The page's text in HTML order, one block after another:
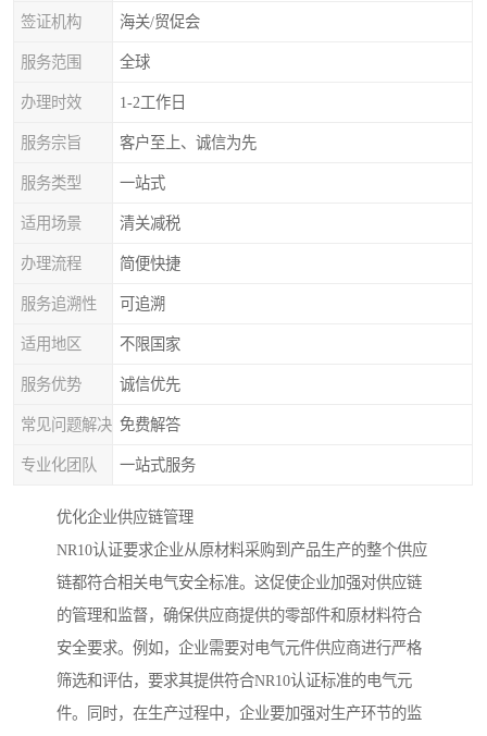
签证机构 海关/贸促会
服务范围 全球
办理时效 1-2工作日
服务宗旨 客户至上、诚信为先
服务类型 一站式
适用场景 清关减税
办理流程 简便快捷
服务追溯性 可追溯
适用地区 不限国家
服务优势 诚信优先
常见问题解决 免费解答
专业化团队 一站式服务
优化企业供应链管理
NR10认证要求企业从原材料采购到产品生产的整个供应
链都符合相关电气安全标准。这促使企业加强对供应链
的管理和监督，确保供应商提供的零部件和原材料符合
安全要求。例如，企业需要对电气元件供应商进行严格
筛选和评估，要求其提供符合NR10认证标准的电气元
件。同时，在生产过程中，企业要加强对生产环节的监